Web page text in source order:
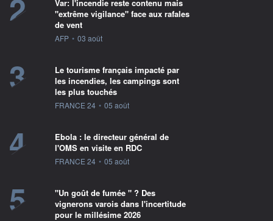
Var: l'incendie reste contenu mais
"extrême vigilance" face aux rafales
de vent
information fournie par
AFP • 03 août
3
Le tourisme français impacté par
les incendies, les campings sont
les plus touchés
information fournie par
FRANCE 24 • 05 août
4
Ebola : le directeur général de
l'OMS en visite en RDC
information fournie par
FRANCE 24 • 05 août
5
"Un goût de fumée " ? Des
vignerons varois dans l'incertitude
pour le millésime 2026